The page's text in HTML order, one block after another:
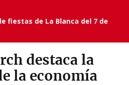
fiestas de La Blanca del 7 de
destaca la
la economía